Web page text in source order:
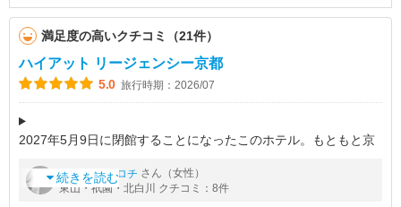
満足度の高いクチコミ（21件）
ハイアット リージェンシー京都
5.0 旅行時期：2026/07
2027年5月9日に閉館することになったこのホテル。もともと京
ホテルとはまた違う風情があって非常によかったのですが、確か
に、エレベーターなどは
続きを読む
byニャンコロチ さん（女性）
東山・祇園・北白川 クチコミ：8件